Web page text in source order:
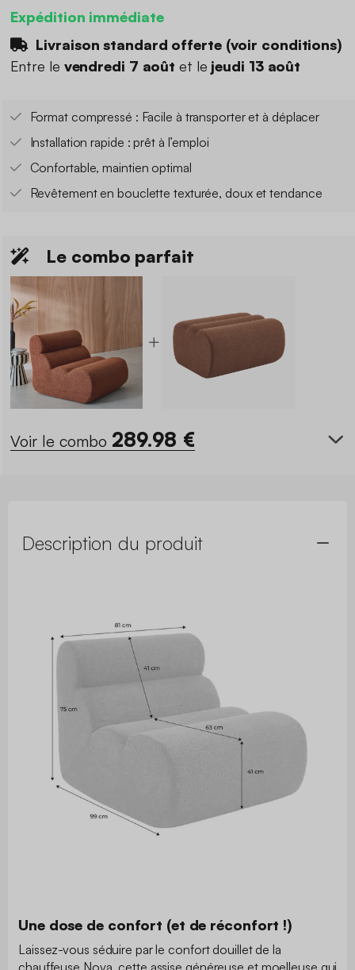
Expédition immédiate
Livraison standard offerte (voir conditions)
Entre le vendredi 7 août et le jeudi 13 août
Format compressé : Facile à transporter et à déplacer
Installation rapide : prêt à l’emploi
Confortable, maintien optimal
Revêtement en bouclette texturée, doux et tendance
Le combo parfait
Voir le combo 289.98 €
Description du produit
Une dose de confort (et de réconfort !)
Laissez-vous séduire par le confort douillet de la